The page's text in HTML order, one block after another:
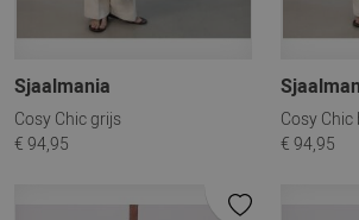
Sjaalmania
Cosy Chic grijs
€ 94,95
Cosy Chic
€ 94,95